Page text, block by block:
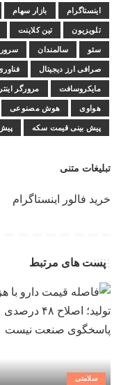
اینستاگرام بازار سهام
تلویزیون تین کلاینت
سئو سالمندان سرور hp
صرافی ارز دیجیتال
مایکروسافت مرورگر
هواوی هوش مصنوعی
پیش بینی قیمت سکه
تبلیغات متنی
خرید فالور اینستاگرام
پست های مرتبط
سلامتی